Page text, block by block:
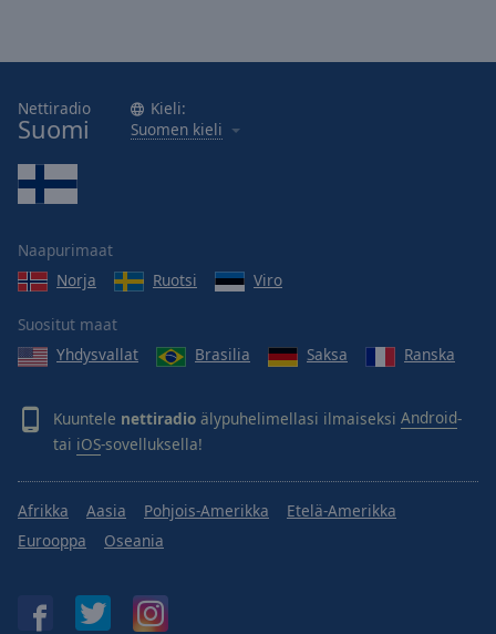
Nettiradio
Suomi
Kieli:
Suomen kieli
Naapurimaat
Norja
Ruotsi Viro
Suositut maat
Yhdysvallat
Brasilia Saksa Ranska
Kuuntele nettiradio älypuhelimellasi ilmaiseksi Android-
tai iOS-sovelluksella!
Afrikka Aasia Pohjois-Amerikka
Etelä-Amerikka
Eurooppa
Oseania